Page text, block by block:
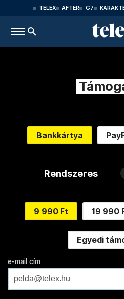
TELEX AFTER G7
Bankkártya
Rendszeres
9 990 Ft 19 990
Egyedi
e-mail cím